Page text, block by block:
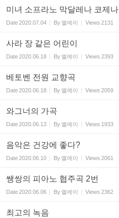
미녀 소프라노 막달레나 코제나
Date2020.07.04 By엘에이 Views 2131
사라 장 같은 어린이
Date2020.06.18 By엘에이 Views 2393
베토벤 전원 교향곡
Date2020.06.18 By엘에이 Views 2059
와그너의 가곡
Date2020.06.13 By엘에이 Views 1933
음악은 건강에 좋다?
Date2020.06.10 By엘에이 Views 2061
쌩쌍의 피아노 협주곡 2번
Date2020.06.06 By엘에이 Views 2362
최고의 녹음